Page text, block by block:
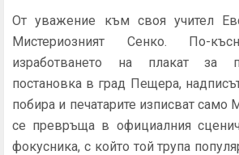
От уважение към своя учител
Мистериозният Сенко. По-
изработването на плакат за
постановка в град Пещера,
побира и печатарите изписват само
се превръща в официалния
фокусника, с който той трупа